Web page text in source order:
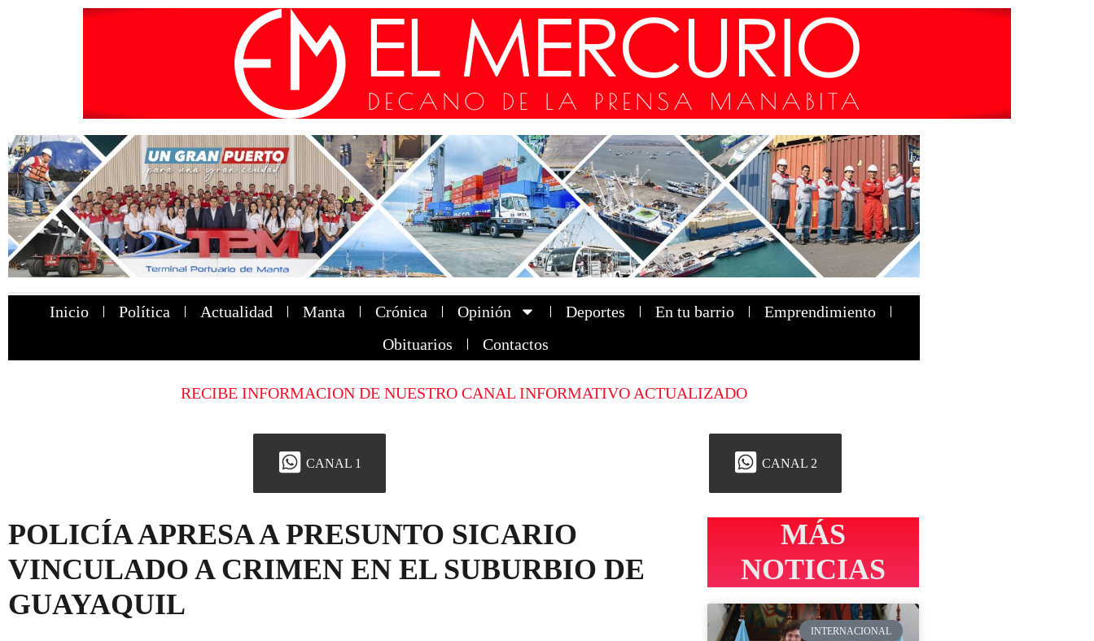
Inicio Política Actualidad Manta Crónica Opinión Deportes En tu barrio
Emprendimiento
Obituarios
Contactos
RECIBE INFORMACION DE NUESTRO CANAL INFORMATIVO ACTUALIZADO
CANAL 1 CANAL 2
POLICÍA APRESA A PRESUNTO SICARIO
VINCULADO A CRIMEN EN EL SUBURBIO DE
GUAYAQUIL
MÁS
NOTICIAS
INTERNACIONAL